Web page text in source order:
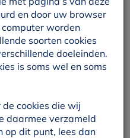
en door uw browser
worden
soorten cookies
doeleinden.
is soms wel en soms
cookies die wij
daarmee verzameld
op dit punt, lees dan